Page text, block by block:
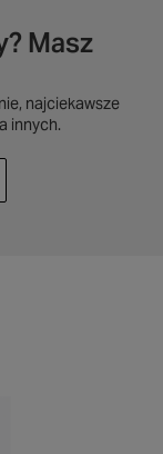
Masz
najciekawsze
innych.